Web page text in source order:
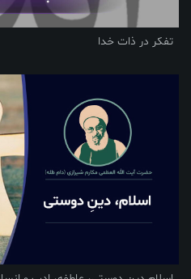
تفکر در ذات خدا